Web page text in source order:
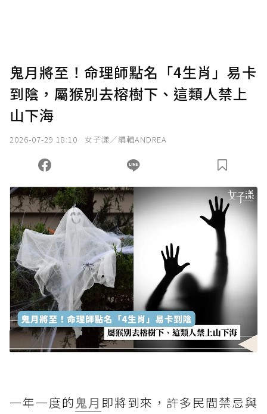
鬼月將至！命理師點名「4生肖」易卡
到陰，屬猴別去榕樹下、這類人禁上
山下海
2026-07-29 18:10 女子漾／編輯ANDREA
一年一度的 鬼月 即將到來，許多民間禁忌與